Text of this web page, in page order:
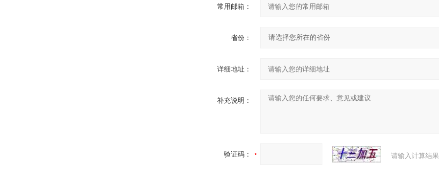
常用邮箱：
省份：
详细地址：
补充说明：
验证码： 请输入计算结